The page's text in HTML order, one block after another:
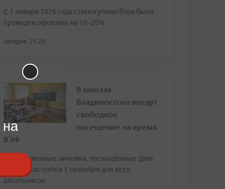
С 1 января 2026 года ставки утильсбора были
проиндексированы на 10–20%
сегодня, 21:28
В школах
Владивостока введут
свободное
посещение на время
ВЭФ
Торжественные линейки, посвящённые Дню
знаний, состоятся 1 сентября для всех
школьников